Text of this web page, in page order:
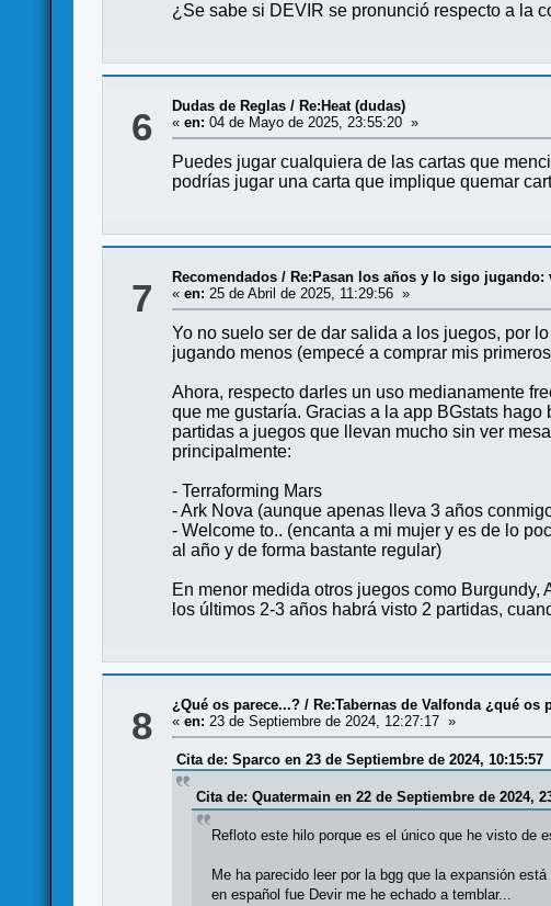
¿Se sabe si DEVIR se pronunció respecto a la
6 Dudas de Reglas / Re:Heat (dudas)
«en: 04 de Mayo de 2025, 23:55:20 »
Puedes jugar cualquiera de las cartas que
podrías jugar una carta que implique quemar
7 Recomendados / Re:Pasan los años y lo sigo jugando:
«en: 25 de Abril de 2025, 11:29:56 »
Yo no suelo ser de dar salida a los juegos, por
jugando menos (empecé a comprar mis
Ahora, respecto darles un uso medianamente
que me gustaría. Gracias a la app BGstats
partidas a juegos que llevan mucho sin ver
principalmente:
- Terraforming Mars
- Ark Nova (aunque apenas lleva 3 años
- Welcome to.. (encanta a mi mujer y es de lo
al año y de forma bastante regular)
En menor medida otros juegos como
los últimos 2-3 años habrá visto 2 partidas,
8 ¿Qué os parece...? / Re:Tabernas de Valfonda ¿qué os
«en: 23 de Septiembre de 2024, 12:27:17 »
Cita de: Sparco en 23 de Septiembre de 2024, 10:15:57
Cita de: Quatermain en 22 de Septiembre de 2024,
Refloto este hilo porque es el único que he visto de
Me ha parecido leer por la bgg que la expansión
en español fue Devir me he echado a temblar...